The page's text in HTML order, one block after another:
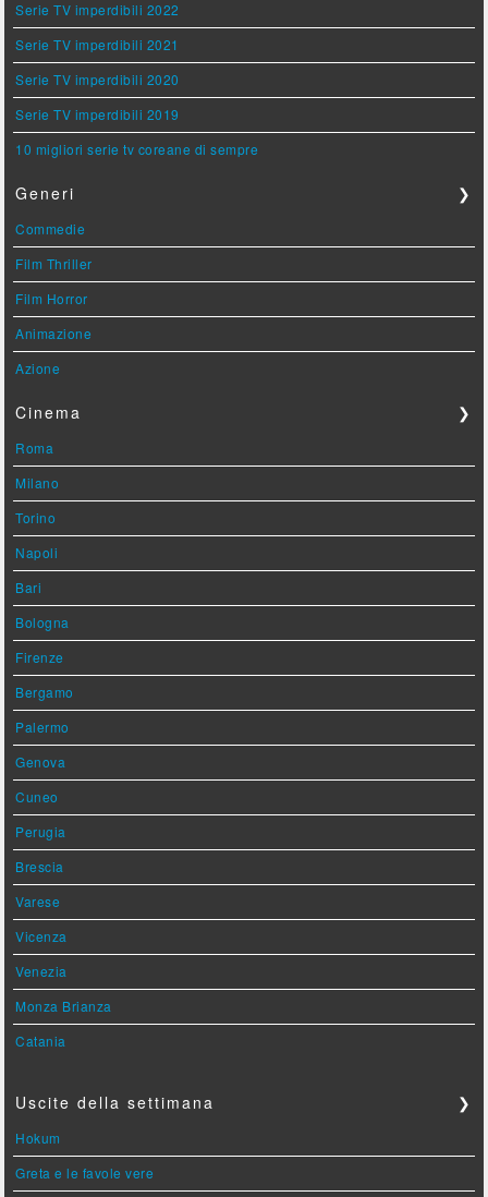
Serie TV imperdibili 2022
Serie TV imperdibili 2021
Serie TV imperdibili 2020
Serie TV imperdibili 2019
10 migliori serie tv coreane di sempre
Generi ❯
Commedie
Film Thriller
Film Horror
Animazione
Azione
Cinema ❯
Roma
Milano
Torino
Napoli
Bari
Bologna
Firenze
Bergamo
Palermo
Genova
Cuneo
Perugia
Brescia
Varese
Vicenza
Venezia
Monza Brianza
Catania
Uscite della settimana ❯
Hokum
Greta e le favole vere